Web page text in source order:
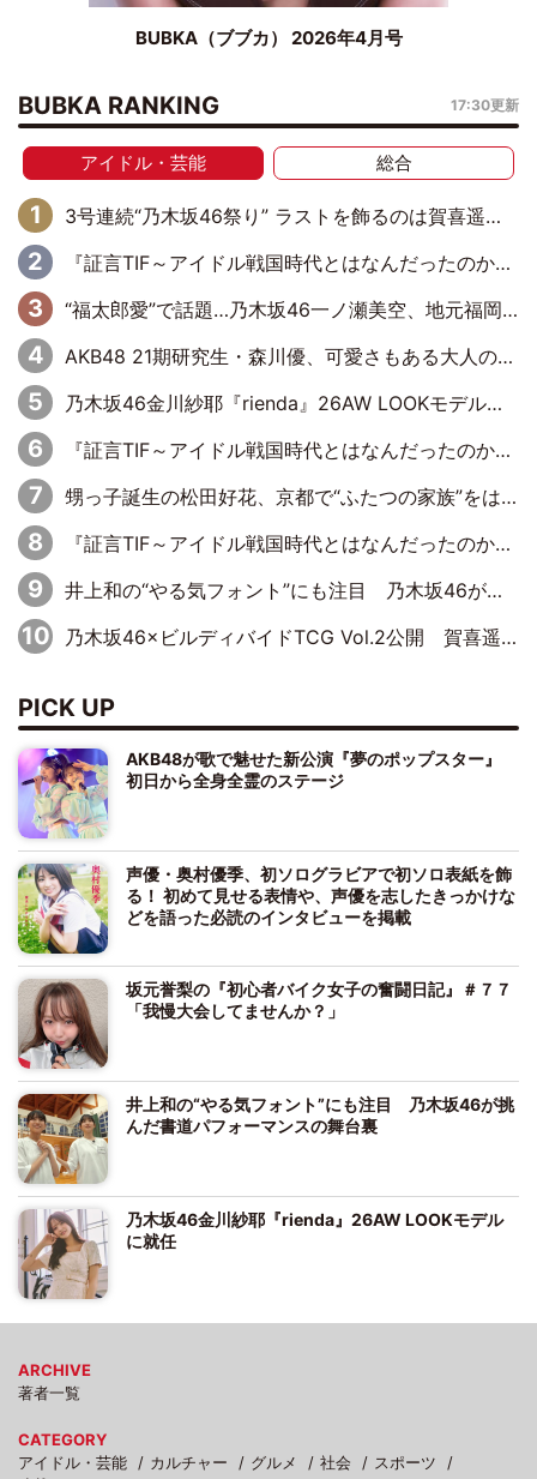
BUBKA（ブブカ） 2026年4月号
BUBKA RANKING 17:30更新
アイドル・芸能 総合
3号連続“乃木坂46祭り” ラストを飾るのは賀喜遥香…5年ぶりの登場に「5年分大人になった私を見ていただけたら」
『証言TIF～アイドル戦国時代とはなんだったのか～』第6回：でんぱ組.inc・古川未鈴×相沢梨紗「『ハロプロやりたかったな』って言ったら、夢眠ねむさんに『てめえはでんぱ組．incなんだよ！』って肩パンされて(笑)」
“福太郎愛”で話題…乃木坂46一ノ瀬美空、地元福岡『めんべい25周年トップサポーター』に就任
AKB48 21期研究生・森川優、可愛さもある大人の女性に
乃木坂46金川紗耶『rienda』26AW LOOKモデルに就任
『証言TIF～アイドル戦国時代とはなんだったのか～』第11回：私立恵比寿中学・真山りか×安本彩花「TIFで10年ぶりのキョンシーメイクをしたら、場を完全に引かせてしまって。時代が変わったんだなって」
甥っ子誕生の松田好花、京都で“ふたつの家族”をはしご！ “母”黒谷友香に見送られ、“父”松岡昌宏とはハシゴ酒
『証言TIF～アイドル戦国時代とはなんだったのか～』第10回：さくら学院・武藤彩未×飯田らうら「正直、中3で辞めるというのを信じてなくて。そう言われてはいたけど、嘘でしょって」
井上和の“やる気フォント”にも注目 乃木坂46が挑んだ書道パフォーマンスの舞台裏
乃木坂46×ビルディバイドTCG Vol.2公開 賀喜遥香＆田村真佑が『京まふ』ステージに登壇
PICK UP
AKB48が歌で魅せた新公演『夢のポップスター』
初日から全身全霊のステージ
声優・奥村優季、初ソログラビアで初ソロ表紙を飾
る！ 初めて見せる表情や、声優を志したきっかけな
どを語った必読のインタビューを掲載
坂元誉梨の『初心者バイク女子の奮闘日記』＃７７
「我慢大会してませんか？」
井上和の“やる気フォント”にも注目 乃木坂46が挑
んだ書道パフォーマンスの舞台裏
乃木坂46金川紗耶『rienda』26AW LOOKモデル
に就任
ARCHIVE
著者一覧
CATEGORY
アイドル・芸能
カルチャー グルメ 社会
スポーツ